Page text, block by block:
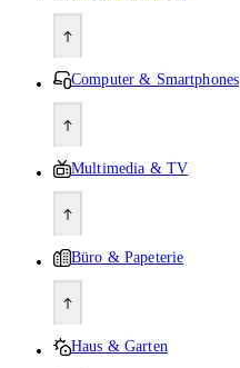
Computer & Smartphones
Multimedia & TV
Büro & Papeterie
Haus & Garten